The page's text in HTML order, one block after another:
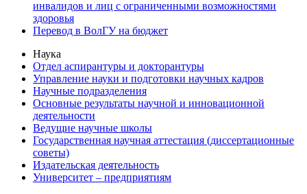
инвалидов и лиц с ограниченными возможностями
здоровья
Перевод в ВолГУ на бюджет
Наука
Отдел аспирантуры и докторантуры
Управление науки и подготовки научных кадров
Научные подразделения
Основные результаты научной и инновационной
деятельности
Ведущие научные школы
Государственная научная аттестация (диссертационные
советы)
Издательская деятельность
Университет – предприятиям